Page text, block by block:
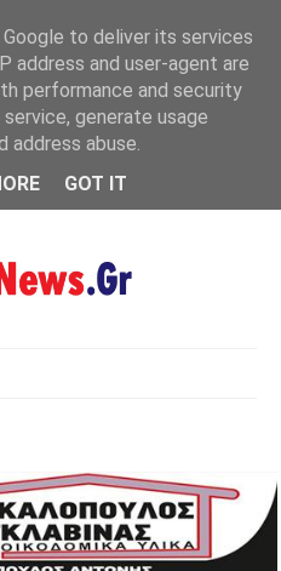
MENU
to deliver its services
address and user-agent are
performance and security
generate usage
abuse.
GOT IT